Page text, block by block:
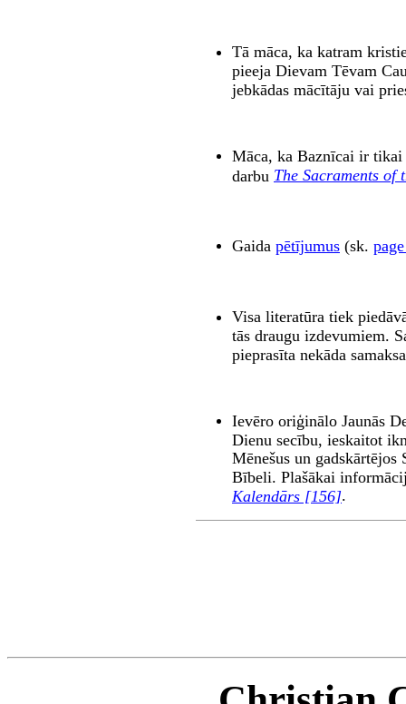
Tā māca, ka katram
pieeja Dievam Tēvam
jebkādas mācītāju vai
Māca, ka Baznīcai ir
darbu The Sacraments
Gaida pētījumus (sk.
Visa literatūra tiek
tās draugu izdevumiem.
pieprasīta nekāda
Ievēro oriģinālo Jaunās
Dienu secību, ieskaitot
Mēnešus un gadskārtējos
Bībeli. Plašākai
Kalendārs [156].